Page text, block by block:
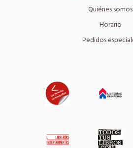
Quiénes somos
Horario
Pedidos